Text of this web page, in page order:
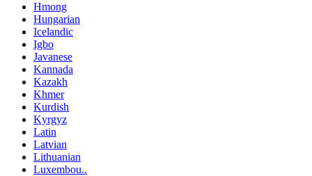
Hmong
Hungarian
Icelandic
Igbo
Javanese
Kannada
Kazakh
Khmer
Kurdish
Kyrgyz
Latin
Latvian
Lithuanian
Luxembou..